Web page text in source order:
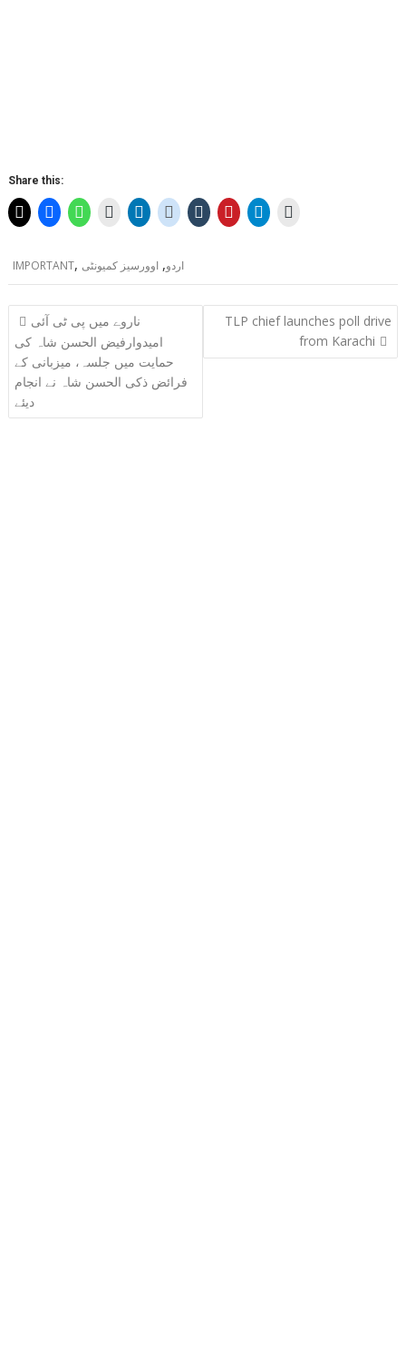
Share this:
IMPORTANT, اردو, اوورسیز کمیونٹی
Post
navigation
ناروے میں پی ٹی آئی
امیدوارفیض الحسن شاہ کی
حمایت میں جلسہ، میزبانی کے
فرائض ذکی الحسن شاہ نے انجام
دیئے
TLP chief launches poll drive
from Karachi